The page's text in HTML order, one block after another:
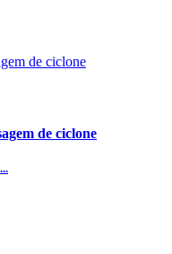
de ciclone